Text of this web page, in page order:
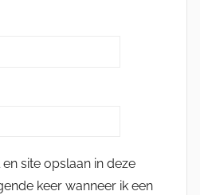
site opslaan in deze
keer wanneer ik een